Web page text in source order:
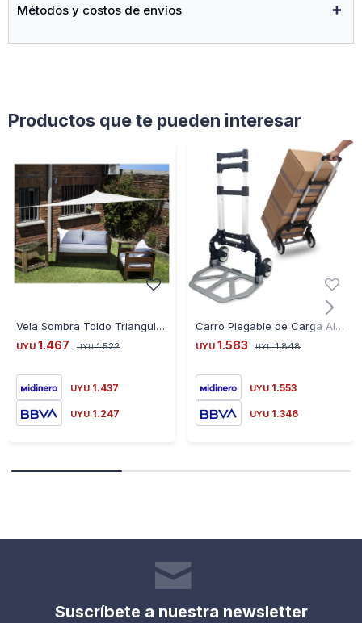
Métodos y costos de envíos
Productos que te pueden interesar
Vela Sombra Toldo Triangular 3.6 X 3.6 X 3.6 - BLANCO
UYU 1.467 UYU 1.522
UYU 1.437
UYU 1.247
Carro Plegable de Carga Aluminio
UYU 1.583 UYU 1.848
UYU 1.553
UYU 1.346
Suscríbete a nuestra newsletter